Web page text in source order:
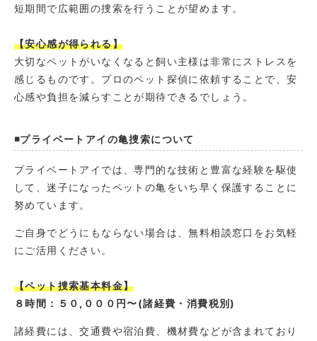
短期間で広範囲の捜索を行うことが望めます。
【安心感が得られる】
大切なペットがいなくなると飼い主様は非常にストレスを
感じるものです。プロのペット探偵に依頼することで、安
心感や負担を減らすことが期待できるでしょう。
◾️プライベートアイの亀捜索について
プライベートアイでは、専門的な技術と豊富な経験を駆使
して、迷子になったペットの亀をいち早く保護することに
努めています。
ご自身でどうにもならない場合は、無料相談窓口をお気軽
にご活用ください。
【ペット捜索基本料金】
８時間：５０,０００円〜(諸経費・消費税別)
諸経費には、交通費や宿泊費、機材費などが含まれており